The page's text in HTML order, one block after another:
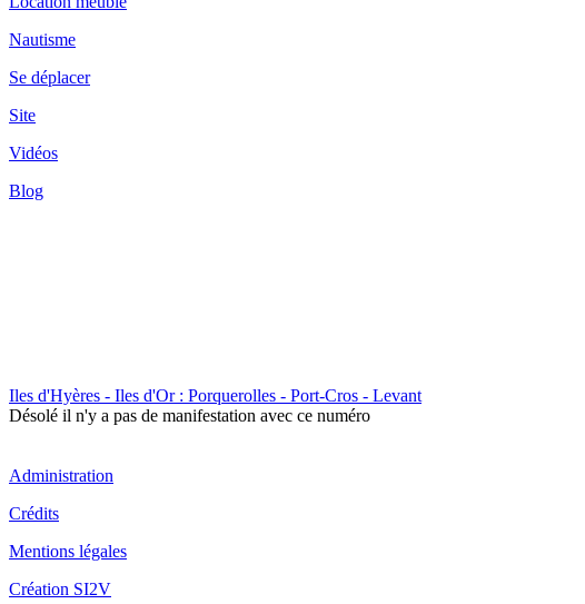
Nautisme
Se déplacer
Site
Vidéos
Blog
Iles d'Hyères - Iles d'Or : Porquerolles - Port-Cros - Levant
Désolé il n'y a pas de manifestation avec ce numéro
Administration
Crédits
Mentions légales
Création SI2V